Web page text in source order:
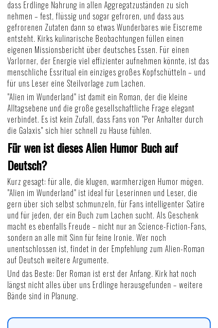
dass Erdlinge Nahrung in allen Aggregatzuständen zu sich
nehmen – fest, flüssig und sogar gefroren, und dass aus
gefrorenen Zutaten dann so etwas Wunderbares wie Eiscreme
entsteht. Kirks kulinarische Beobachtungen füllen einen
eigenen Missionsbericht über deutsches Essen. Für einen
Varlorner, der Energie viel effizienter aufnehmen könnte, ist das
menschliche Essritual ein einziges großes Kopfschütteln – und
für uns Leser eine Steilvorlage zum Lachen.
"Alien im Wunderland" ist damit ein Roman, der die kleine
Alltagsebene und die große gesellschaftliche Frage elegant
verbindet. Es ist kein Zufall, dass Fans von "Per Anhalter durch
die Galaxis" sich hier schnell zu Hause fühlen.
Für wen ist dieses Alien Humor Buch auf
Deutsch?
Kurz gesagt: für alle, die klugen, warmherzigen Humor mögen.
"Alien im Wunderland" ist ideal für Leserinnen und Leser, die
gern über sich selbst schmunzeln, für Fans intelligenter Satire
und für jeden, der ein Buch zum Lachen sucht. Als Geschenk
macht es ebenfalls Freude – nicht nur an Science-Fiction-Fans,
sondern an alle mit Sinn für feine Ironie. Wer noch
unentschlossen ist, findet in der Empfehlung zum Alien-Roman
auf Deutsch weitere Argumente.
Und das Beste: Der Roman ist erst der Anfang. Kirk hat noch
längst nicht alles über uns Erdlinge herausgefunden – weitere
Bände sind in Planung.